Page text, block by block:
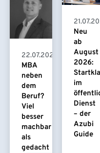
22.07.2026
MBA
neben
dem
Beruf?
Viel
besser
machbar
als
gedacht
Neu
ab
August
2026:
im
Dienst
– der
Azubi
Guide